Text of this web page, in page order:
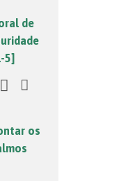
de
5]
os